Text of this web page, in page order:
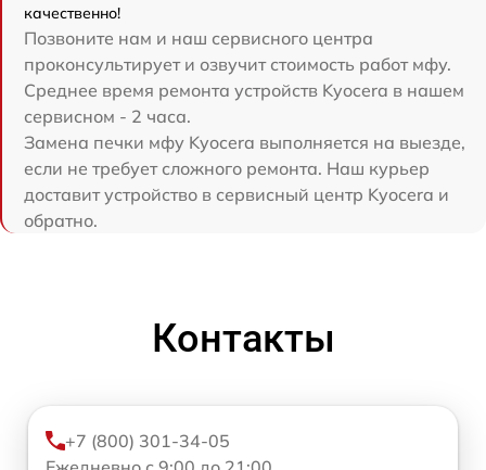
качественно!
Позвоните нам и наш сервисного центра
проконсультирует и озвучит стоимость работ мфу.
Среднее время ремонта устройств Kyocera в нашем
сервисном - 2 часа.
Замена печки мфу Kyocera выполняется на выезде,
если не требует сложного ремонта. Наш курьер
доставит устройство в сервисный центр Kyocera и
обратно.
Контакты
+7 (800) 301-34-05